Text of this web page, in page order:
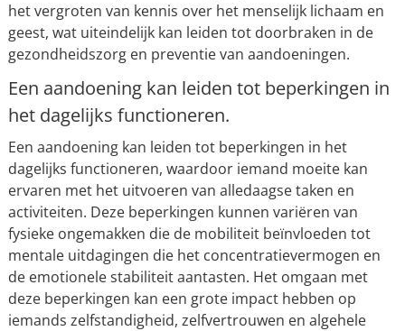
het vergroten van kennis over het menselijk lichaam en
geest, wat uiteindelijk kan leiden tot doorbraken in de
gezondheidszorg en preventie van aandoeningen.
Een aandoening kan leiden tot beperkingen in
het dagelijks functioneren.
Een aandoening kan leiden tot beperkingen in het
dagelijks functioneren, waardoor iemand moeite kan
ervaren met het uitvoeren van alledaagse taken en
activiteiten. Deze beperkingen kunnen variëren van
fysieke ongemakken die de mobiliteit beïnvloeden tot
mentale uitdagingen die het concentratievermogen en
de emotionele stabiliteit aantasten. Het omgaan met
deze beperkingen kan een grote impact hebben op
iemands zelfstandigheid, zelfvertrouwen en algehele